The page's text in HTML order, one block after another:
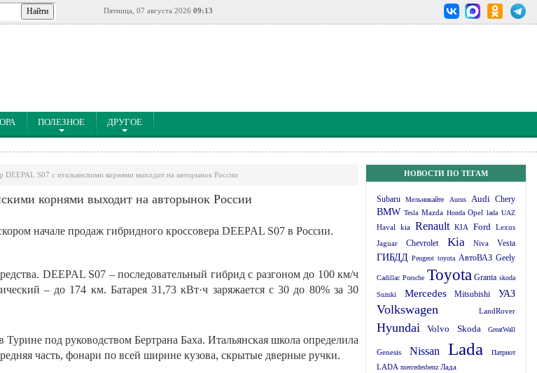
Пятница, 07 августа 2026 09:13
ПОЛЕЗНОЕ ДРУГОЕ
НОВОСТИ ПО ТЕГАМ
Subaru Мельникайте Aurus Audi Chery
BMW Tesla Mazda Honda Opel lada UAZ
Haval kia Renault KIA Ford Lexus
Jaguar
Chevrolet Kia Niva Vesta
ГИБДД Peugeot toyota АвтоВАЗ Geely
Cadillac Porsche Toyota Granta skoda
Suzuki Mercedes Mitsubishi УАЗ
Volkswagen LandRover
Hyundai Volvo Skoda GreatWall
Genesis Nissan Lada
Патриот
LADA mercedesbenz Лада
DEEPAL S07 с итальянскими корнями выходит на авторынок России
корнями выходит на авторынок России
начале продаж гибридного кроссовера DEEPAL S07 в России.
DEEPAL S07 – последовательный гибрид с разгоном до 100 км/ч
– до 174 км. Батарея 31,73 кВт·ч заряжается с 30 до 80% за 30
Турине под руководством Бертрана Баха. Итальянская школа определила
часть, фонари по всей ширине кузова, скрытые дверные ручки.